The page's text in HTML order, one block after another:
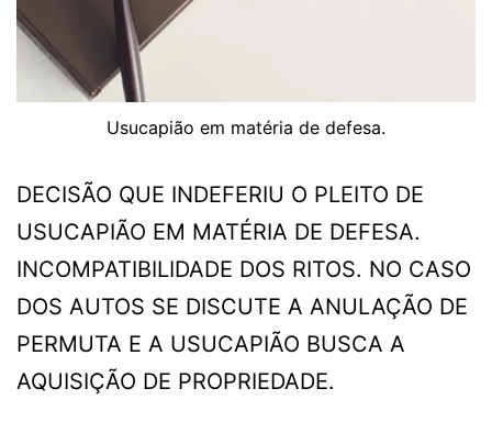
Usucapião em matéria de defesa.
DECISÃO QUE INDEFERIU O PLEITO DE
USUCAPIÃO EM MATÉRIA DE DEFESA.
INCOMPATIBILIDADE DOS RITOS. NO CASO
DOS AUTOS SE DISCUTE A ANULAÇÃO DE
PERMUTA E A USUCAPIÃO BUSCA A
AQUISIÇÃO DE PROPRIEDADE.